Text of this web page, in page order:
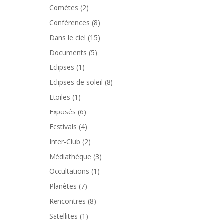
Comètes (2)
Conférences (8)
Dans le ciel (15)
Documents (5)
Eclipses (1)
Eclipses de soleil (8)
Etoiles (1)
Exposés (6)
Festivals (4)
Inter-Club (2)
Médiathèque (3)
Occultations (1)
Planètes (7)
Rencontres (8)
Satellites (1)